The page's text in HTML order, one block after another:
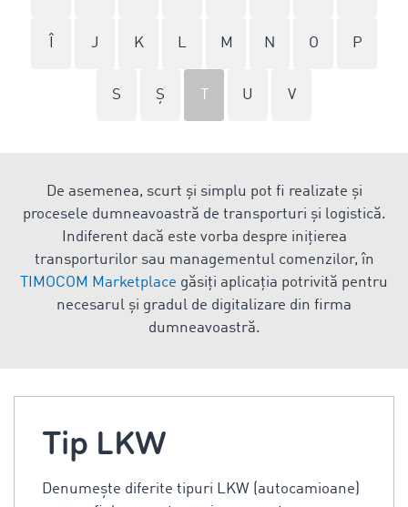
J K L M N O P
S Ş U V
De asemenea, scurt și simplu pot fi realizate și
procesele dumneavoastră de transporturi și logistică.
Indiferent dacă este vorba despre inițierea
transporturilor sau managementul comenzilor, în
TIMOCOM Marketplace găsiți aplicația potrivită pentru
necesarul și gradul de digitalizare din firma
dumneavoastră.
Tip LKW
Denumeşte diferite tipuri LKW (autocamioane)